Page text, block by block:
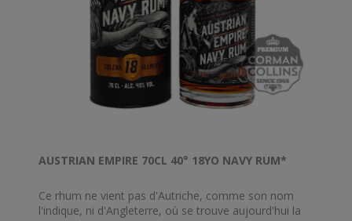
AUSTRIAN EMPIRE 70CL 40° 18YO NAVY RUM*
Ce rhum ne vient pas d'Autriche, comme son nom
l'indique, ni d'Angleterre, où se trouve aujourd'hui la